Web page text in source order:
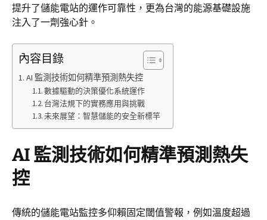
提升了儲能電站的運作可靠性，更為台灣的能源基礎設施
注入了一劑強心針。
內容目錄
AI 監測技術如何精準預測熱失控
數據驅動的決策優化系統運作
台灣法規下的實務應用與挑戰
未來展望：智慧儲能的安全新標竿
AI 監測技術如何精準預測熱失
控
傳統的儲能電站監控多仰賴固定閾值警報，例如溫度超過